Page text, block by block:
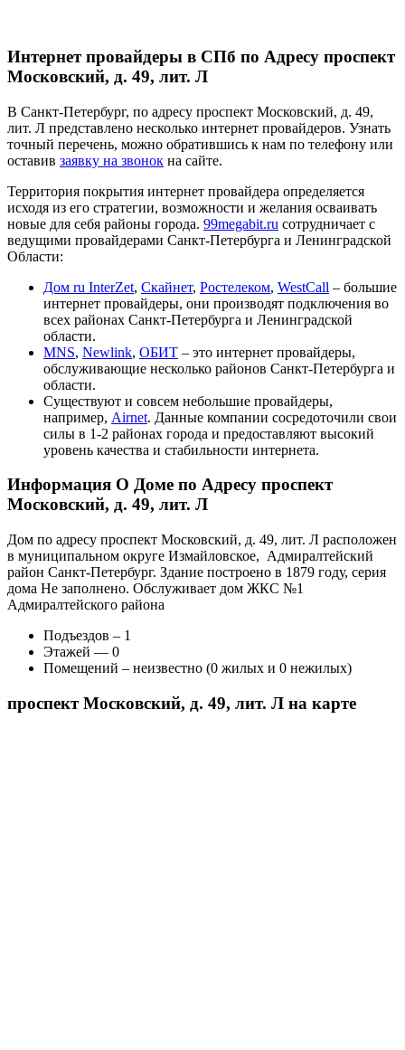
Интернет провайдеры в СПб по Адресу проспект
Московский, д. 49, лит. Л
В Санкт-Петербург, по адресу проспект Московский, д. 49,
лит. Л представлено несколько интернет провайдеров. Узнать
точный перечень, можно обратившись к нам по телефону или
оставив заявку на звонок на сайте.
Территория покрытия интернет провайдера определяется
исходя из его стратегии, возможности и желания осваивать
новые для себя районы города. 99megabit.ru сотрудничает с
ведущими провайдерами Санкт-Петербурга и Ленинградской
Области:
Дом ru InterZet, Скайнет, Ростелеком, WestCall – большие
интернет провайдеры, они производят подключения во
всех районах Санкт-Петербурга и Ленинградской
области.
MNS, Newlink, ОБИТ – это интернет провайдеры,
обслуживающие несколько районов Санкт-Петербурга и
области.
Существуют и совсем небольшие провайдеры,
например, Airnet. Данные компании сосредоточили свои
силы в 1-2 районах города и предоставляют высокий
уровень качества и стабильности интернета.
Информация О Доме по Адресу проспект
Московский, д. 49, лит. Л
Дом по адресу проспект Московский, д. 49, лит. Л расположен
в муниципальном округе Измайловское, Адмиралтейский
район Санкт-Петербург. Здание построено в 1879 году, серия
дома Не заполнено. Обслуживает дом ЖКС №1
Адмиралтейского района
Подъездов – 1
Этажей — 0
Помещений – неизвестно (0 жилых и 0 нежилых)
проспект Московский, д. 49, лит. Л на карте